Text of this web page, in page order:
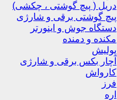
دریل ( پیچ گوشتی ، چکشی)
پیچ گوشتی برقی و شارژی
دستگاه جوش و اینورتر
مکنده و دمنده
پولیش
آچار بکس برقی و شارژی
کارواش
فرز
اره